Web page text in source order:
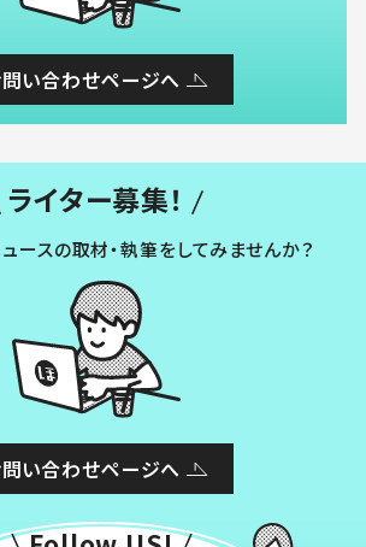
い合わせページへ
ライター募集！
ースの取材・執筆をしてみませんか？
い合わせページへ